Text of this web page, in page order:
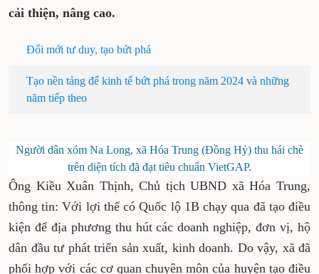
cải thiện, nâng cao.
Đổi mới tư duy, tạo bứt phá
Tạo nền tảng để kinh tế bứt phá trong năm 2024 và những
năm tiếp theo
Người dân xóm Na Long, xã Hóa Trung (Đồng Hỷ) thu hái chè
trên diện tích đã đạt tiêu chuẩn VietGAP.
Ông Kiều Xuân Thịnh, Chủ tịch UBND xã Hóa Trung,
thông tin: Với lợi thế có Quốc lộ 1B chạy qua đã tạo điều
kiện để địa phương thu hút các doanh nghiệp, đơn vị, hộ
dân đầu tư phát triển sản xuất, kinh doanh. Do vậy, xã đã
phối hợp với các cơ quan chuyên môn của huyện tạo điều